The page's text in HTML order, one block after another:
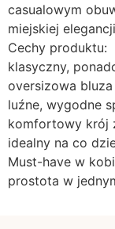
casualowym
miejskiej
Cechy produktu:
klasyczny,
oversizowa bluza
luźne, wygodne
komfortowy krój
idealny na co
Must-have w
prostota w